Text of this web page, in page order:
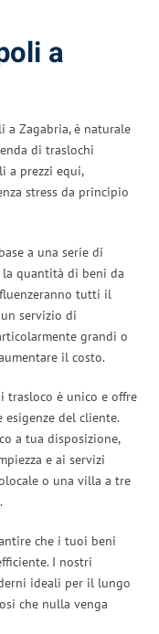
a
a Zagabria, è naturale
di traslochi
a prezzi equi,
stress da principio
a una serie di
la quantità di beni da
tutti il
servizio di
grandi o
il costo.
trasloco è unico e offre
del cliente.
a tua disposizione,
e ai servizi
o una villa a tre
che i tuoi beni
I nostri
ideali per il lungo
che nulla venga